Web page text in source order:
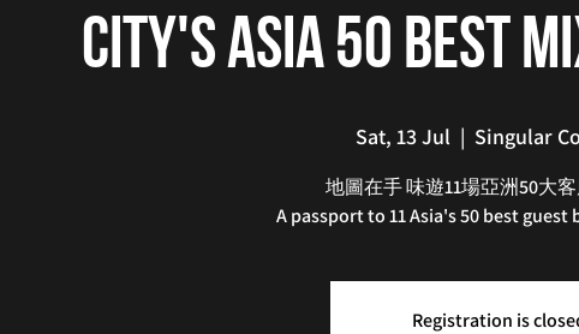
City's Asia 50 Best
Sat, 13 Jul
  |
Singular
地圖在手 味遊11場亞洲50大
Registration is